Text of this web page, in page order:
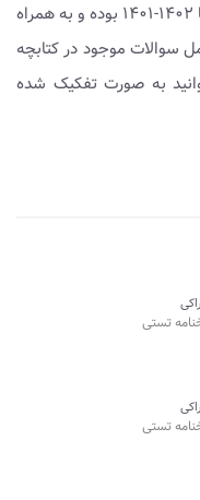
شامل نمونه سوال امتحانی ۱۳۹۶-۱۳۹۵ تا ۱۴۰۲-۱۴۰۱ بوده و به همراه
سوالات موجود در کتابچه
به صورت تفکیک شده
تستی
تستی